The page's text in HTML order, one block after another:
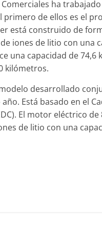
Comerciales ha
primero de ellos es el
está construido de
iones de litio con una
una capacidad de 74,6
kilómetros.
desarrollado
Está basado en el
El motor eléctrico
de litio con una